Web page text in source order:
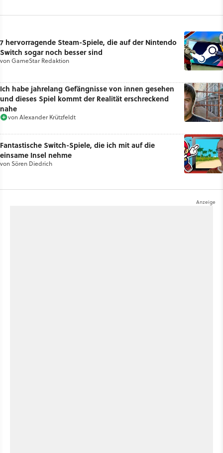
7 hervorragende Steam-Spiele, die auf der Nintendo
Switch sogar noch besser sind
vonGameStar Redaktion
Ich habe jahrelang Gefängnisse von innen gesehen
und dieses Spiel kommt der Realität erschreckend
nahe
vonAlexander Krützfeldt
Fantastische Switch-Spiele, die ich mit auf die
einsame Insel nehme
vonSören Diedrich